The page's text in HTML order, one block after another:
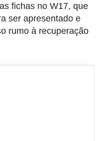
fichas no W17, que
ser apresentado e
rumo à recuperação